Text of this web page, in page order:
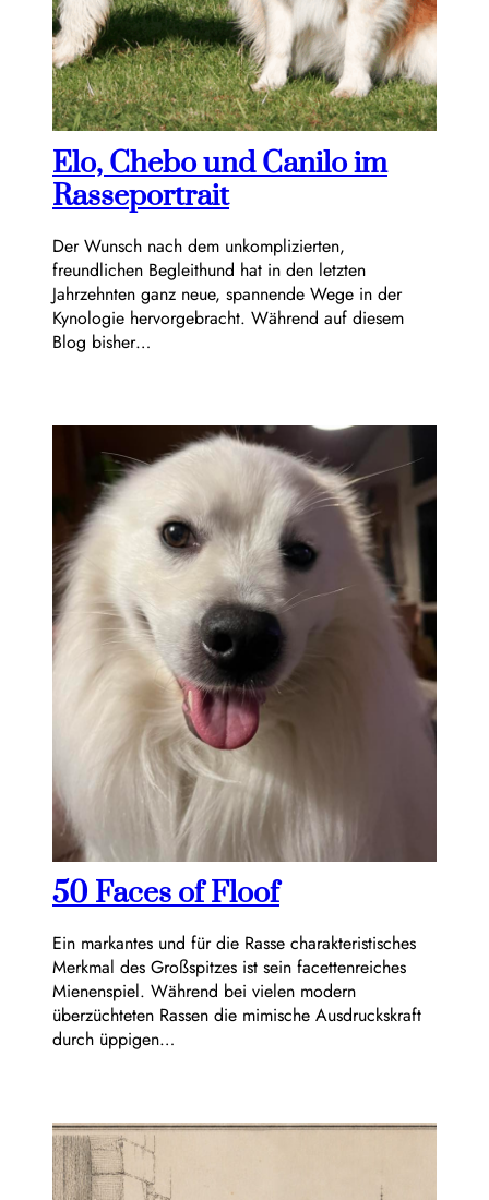
Elo, Chebo und Canilo im
Rasseportrait
Der Wunsch nach dem unkomplizierten,
freundlichen Begleithund hat in den letzten
Jahrzehnten ganz neue, spannende Wege in der
Kynologie hervorgebracht. Während auf diesem
Blog bisher…
50 Faces of Floof
Ein markantes und für die Rasse charakteristisches
Merkmal des Großspitzes ist sein facettenreiches
Mienenspiel. Während bei vielen modern
überzüchteten Rassen die mimische Ausdruckskraft
durch üppigen…